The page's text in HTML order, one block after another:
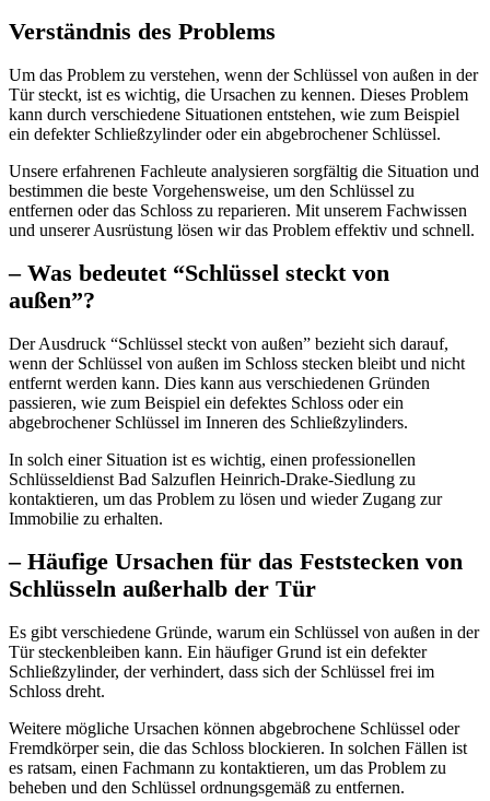
Verständnis des Problems
Um das Problem zu verstehen, wenn der Schlüssel von außen in der
Tür steckt, ist es wichtig, die Ursachen zu kennen.​ Dieses Problem
kann durch verschiedene Situationen entstehen, wie zum Beispiel
ein defekter Schließzylinder oder ein abgebrochener Schlüssel.​
Unsere erfahrenen Fachleute analysieren sorgfältig die Situation und
bestimmen die beste Vorgehensweise, um den Schlüssel zu
entfernen oder das Schloss zu reparieren.​ Mit unserem Fachwissen
und unserer Ausrüstung lösen wir das Problem effektiv und schnell.​
– Was bedeutet “Schlüssel steckt von
außen”?​
Der Ausdruck “Schlüssel steckt von außen” bezieht sich darauf,
wenn der Schlüssel von außen im Schloss stecken bleibt und nicht
entfernt werden kann.​ Dies kann aus verschiedenen Gründen
passieren, wie zum Beispiel ein defektes Schloss oder ein
abgebrochener Schlüssel im Inneren des Schließzylinders.​
In solch einer Situation ist es wichtig, einen professionellen
Schlüsseldienst Bad Salzuflen Heinrich-Drake-Siedlung zu
kontaktieren, um das Problem zu lösen und wieder Zugang zur
Immobilie zu erhalten.​
– Häufige Ursachen für das Feststecken von
Schlüsseln außerhalb der Tür
Es gibt verschiedene Gründe, warum ein Schlüssel von außen in der
Tür steckenbleiben kann. Ein häufiger Grund ist ein defekter
Schließzylinder, der verhindert, dass sich der Schlüssel frei im
Schloss dreht.​
Weitere mögliche Ursachen können abgebrochene Schlüssel oder
Fremdkörper sein, die das Schloss blockieren.​ In solchen Fällen ist
es ratsam, einen Fachmann zu kontaktieren, um das Problem zu
beheben und den Schlüssel ordnungsgemäß zu entfernen.​